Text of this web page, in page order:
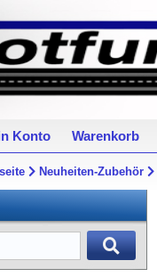
Konto Warenkorb
Neuheiten-Zubehör